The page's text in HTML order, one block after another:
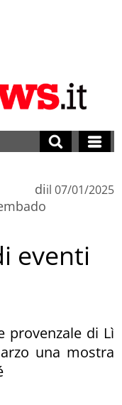
diil 07/01/2025
eventi
provenzale di Lì
una mostra